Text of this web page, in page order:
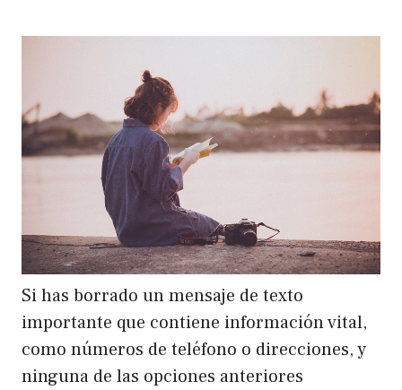
Si has borrado un mensaje de texto
importante que contiene información vital,
como números de teléfono o direcciones, y
ninguna de las opciones anteriores